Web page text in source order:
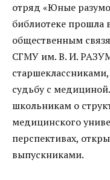
отряд «Юные
библиотеке прошла
общественным
СГМУ им. В. И.
судьбу с
школьникам о
медицинского
перспективах,
выпускниками.